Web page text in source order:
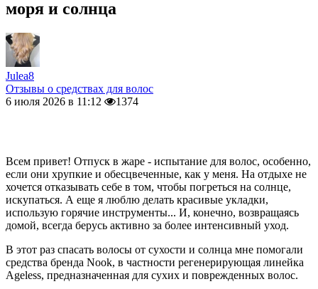
моря и солнца
Julea8
Отзывы о средствах для волос
6 июля 2026 в 11:12
1374
Всем привет! Отпуск в жаре - испытание для волос, особенно,
если они хрупкие и обесцвеченные, как у меня. На отдыхе не
хочется отказывать себе в том, чтобы погреться на солнце,
искупаться. А еще я люблю делать красивые укладки,
использую горячие инструменты... И, конечно, возвращаясь
домой, всегда берусь активно за более интенсивный уход.
В этот раз спасать волосы от сухости и солнца мне помогали
средства бренда Nook, в частности регенерирующая линейка
Ageless, предназначенная для сухих и поврежденных волос.